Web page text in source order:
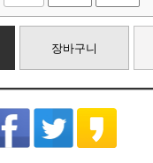
장바구니